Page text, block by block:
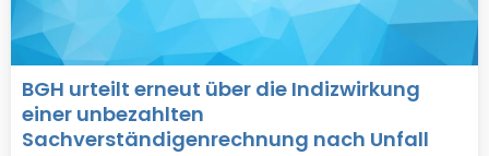
BGH urteilt erneut über die Indizwirkung
einer unbezahlten
Sachverständigenrechnung nach Unfall